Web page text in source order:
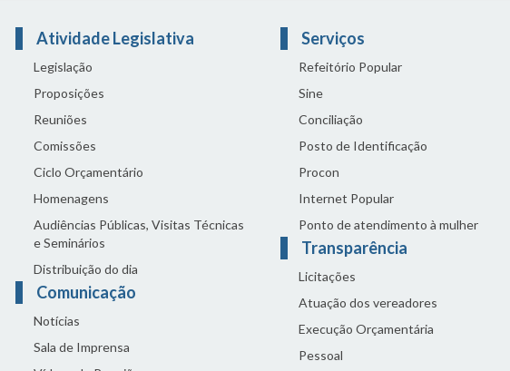
Atividade Legislativa
Legislação
Proposições
Reuniões
Comissões
Ciclo Orçamentário
Homenagens
Audiências Públicas, Visitas Técnicas
e Seminários
Distribuição do dia
Comunicação
Notícias
Sala de Imprensa
Serviços
Refeitório Popular
Sine
Conciliação
Posto de Identificação
Procon
Internet Popular
Ponto de atendimento à mulher
Transparência
Licitações
Atuação dos vereadores
Execução Orçamentária
Pessoal